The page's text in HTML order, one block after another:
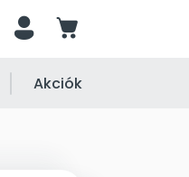
person cart
Akciók